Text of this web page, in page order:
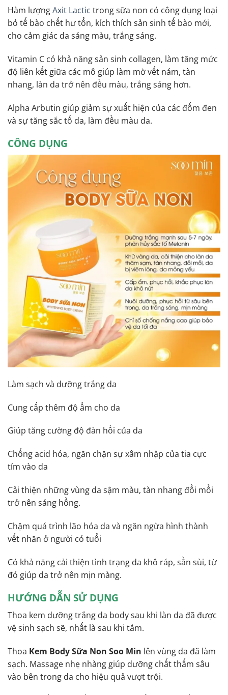
Hàm lượngAxit Lactic trong sữa non có công dụng loại
bỏ tế bào chết hư tổn, kích thích sản sinh tế bào mới,
cho cảm giác da sáng màu, trắng sáng.
Vitamin C có khả năng sản sinh collagen, làm tăng mức
độ liên kết giữa các mô giúp làm mờ vết nám, tàn
nhang, làn da trở nên đều màu, trắng sáng hơn.
Alpha Arbutin giúp giảm sự xuất hiện của các đốm đen
và sự tăng sắc tố da, làm đều màu da.
CÔNG DỤNG
Làm sạch và dưỡng trắng da
Cung cấp thêm độ ẩm cho da
Giúp tăng cường độ đàn hồi của da
Chống acid hóa, ngăn chặn sự xâm nhập của tia cực
tím vào da
Cải thiện những vùng da sậm màu, tàn nhang đồi mồi
trở nên sáng hồng.
Chậm quá trình lão hóa da và ngăn ngừa hình thành
vết nhăn ở người có tuổi
Có khả năng cải thiện tình trạng da khô ráp, sần sùi, từ
đó giúp da trở nên mịn màng.
HƯỚNG DẪN SỬ DỤNG
Thoa kem dưỡng trắng da body sau khi làn da đã được
vệ sinh sạch sẽ, nhất là sau khi tắm.
Thoa Kem Body Sữa Non Soo Min lên vùng da đã làm
sạch. Massage nhẹ nhàng giúp dưỡng chất thấm sâu
vào bên trong da cho hiệu quả vượt trội.